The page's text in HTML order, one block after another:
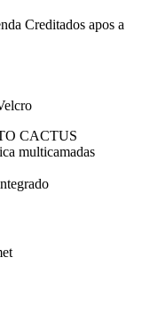
Creditados apos a
CACTUS
multicamadas